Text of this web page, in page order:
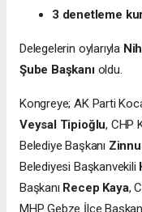
3 denetleme
Delegelerin oylarıyla
Şube Başkanıoldu.
Kongreye; AK Parti
Veysal Tipioğlu, CHP
Belediye Başkanı
Belediyesi Başkanvekili
Başkanı Recep Kaya,
MHP Gebze İlçe